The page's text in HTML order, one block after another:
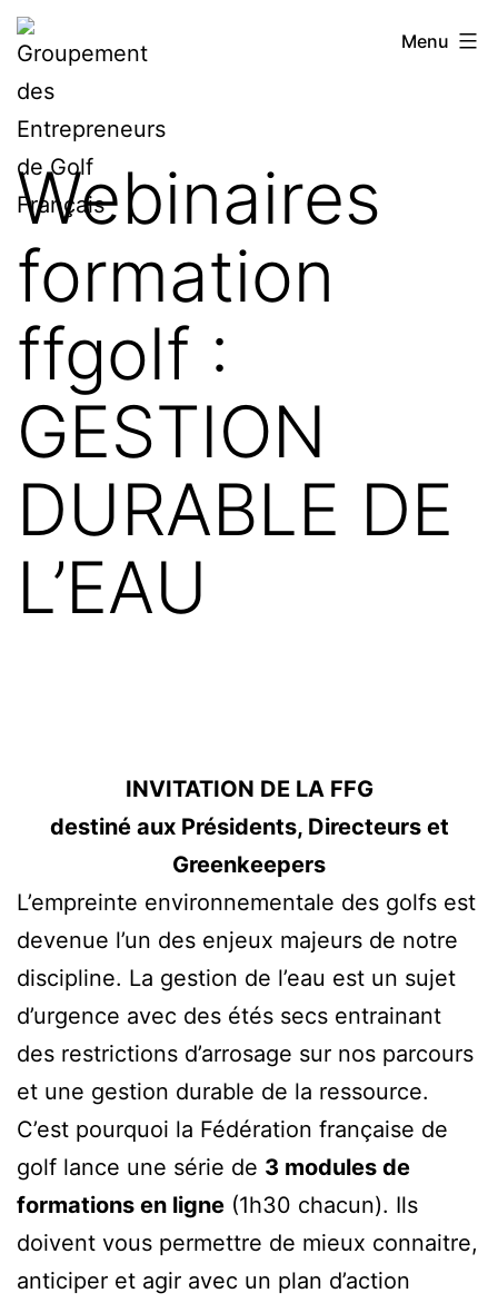
Aller
au
contenu
Groupement
des
Entrepreneurs
de
Golf
Français
Menu
Webinaires
formation
ffgolf :
GESTION
DURABLE DE
L’EAU
INVITATION DE LA FFG
destiné aux Présidents, Directeurs et
Greenkeepers
L’empreinte environnementale des golfs est
devenue l’un des enjeux majeurs de notre
discipline. La gestion de l’eau est un sujet
d’urgence avec des étés secs entrainant
des restrictions d’arrosage sur nos parcours
et une gestion durable de la ressource.
C’est pourquoi la Fédération française de
golf lance une série de 3 modules de
formations en ligne (1h30 chacun). Ils
doivent vous permettre de mieux connaitre,
anticiper et agir avec un plan d’action